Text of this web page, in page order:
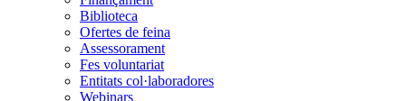
Biblioteca
Ofertes de feina
Assessorament
Fes voluntariat
Entitats col·laboradores
Webinars